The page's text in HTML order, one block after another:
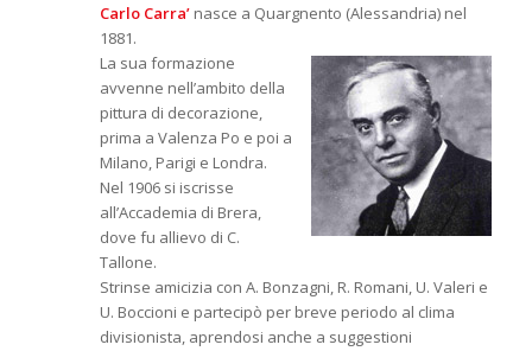
Carlo Carra’nasce a Quargnento (Alessandria) nel
1881.
La sua formazione
avvenne nell’ambito della
pittura di decorazione,
prima a Valenza Po e poi a
Milano, Parigi e Londra.
Nel 1906 si iscrisse
all’Accademia di Brera,
dove fu allievo di C.
Tallone.
Strinse amicizia con A. Bonzagni, R. Romani, U. Valeri e
U. Boccioni e partecipò per breve periodo al clima
divisionista, aprendosi anche a suggestioni